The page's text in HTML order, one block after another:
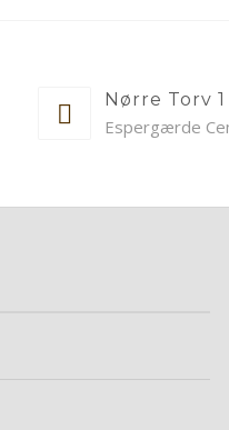
Nørre Torv 1
Espergærde